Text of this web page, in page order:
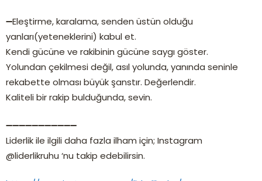
➖Eleştirme, karalama, senden üstün olduğu
yanları(yeteneklerini) kabul et.
Kendi gücüne ve rakibinin gücüne saygı göster.
Yolundan çekilmesi değil, asıl yolunda, yanında seninle
rekabette olması büyük şanstır. Değerlendir.
Kaliteli bir rakip bulduğunda, sevin.
➖➖➖➖➖➖➖➖➖➖➖
Liderlik ile ilgili daha fazla ilham için; Instagram
@liderlikruhu ‘nu takip edebilirsin.